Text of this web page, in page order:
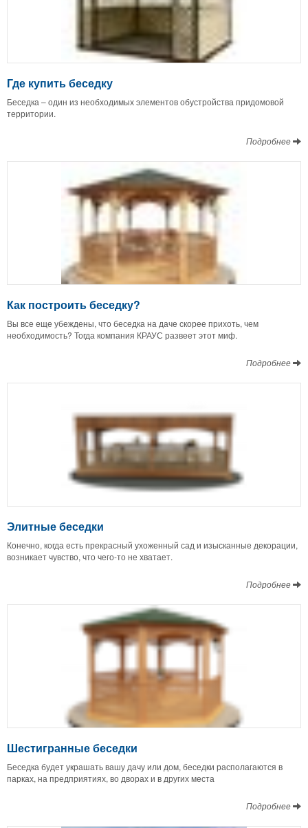
Где купить беседку
Беседка – один из необходимых элементов обустройства придомовой
территории.
Подробнее
Как построить беседку?
Вы все еще убеждены, что беседка на даче скорее прихоть, чем
необходимость? Тогда компания КРАУС развеет этот миф.
Подробнее
Элитные беседки
Конечно, когда есть прекрасный ухоженный сад и изысканные декорации,
возникает чувство, что чего-то не хватает.
Подробнее
Шестигранные беседки
Беседка будет украшать вашу дачу или дом, беседки располагаются в
парках, на предприятиях, во дворах и в других места
Подробнее